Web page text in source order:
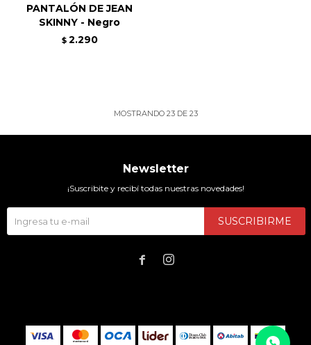
PANTALÓN DE JEAN
SKINNY - Negro
$ 2.290
MOSTRANDO 23DE 23
Newsletter
¡Suscribite y recibí todas nuestras novedades!
SUSCRIBIRME
 